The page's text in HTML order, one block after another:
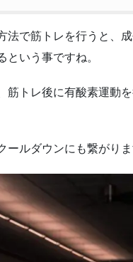
法で筋トレを行うと、
という事ですね。
筋トレ後に有酸素運動
ールダウンにも繋がり